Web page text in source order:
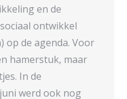
en de
ontwikkel
op de agenda. Voor
hamerstuk, maar
In de
werd ook nog